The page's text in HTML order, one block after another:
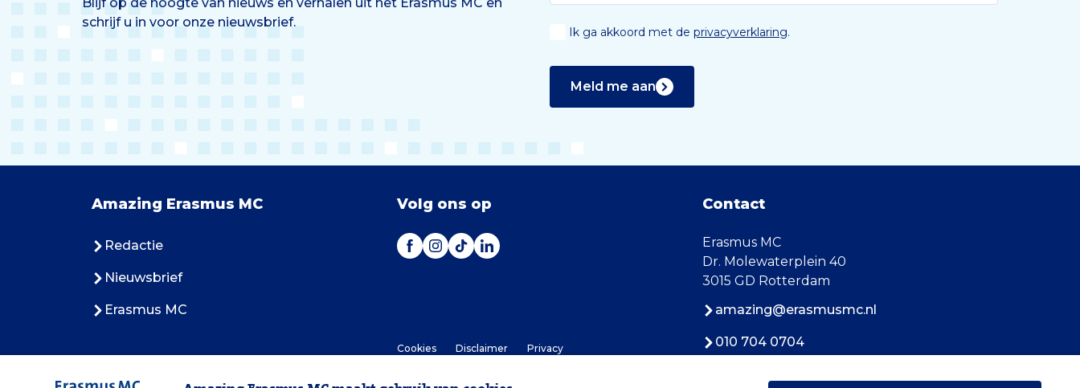
schrijf u in voor onze nieuwsbrief.
Ik ga akkoord met de privacyverklaring.
Meld me aan
Amazing Erasmus MC
Redactie
Nieuwsbrief
Erasmus MC
Volg ons op
Cookies Disclaimer Privacy
Contact
Erasmus MC
Dr. Molewaterplein 40
3015 GD Rotterdam
amazing@erasmusmc.nl
010 704 0704